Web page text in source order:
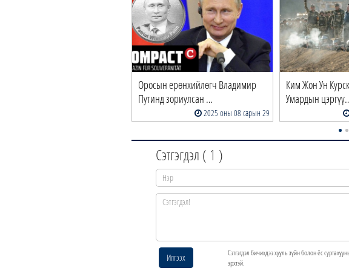
Оросын ерөнхийлөгч Владимир
Путинд зориулсан …
2025 оны 08 сарын 29
Ким Жон Ун
Умардын
Сэтгэгдэл ( 1 )
Илгээх
Сэтгэгдэл бичихдээ хууль зүйн болон ёс
эрхтэй.